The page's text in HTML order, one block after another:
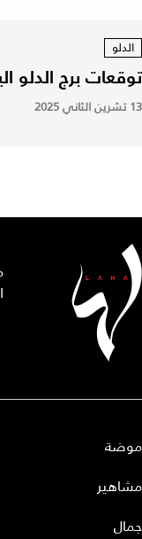
الدلو
توقعات برج الدلو اليوم 13/
13 تشرين الثاني 2025
موضة
مشاهير
جمال